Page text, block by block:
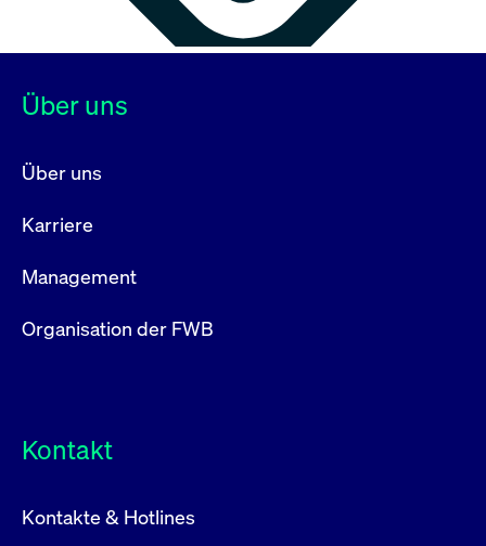
Über uns
Über uns
Karriere
Management
Organisation der FWB
Kontakt
Kontakte & Hotlines